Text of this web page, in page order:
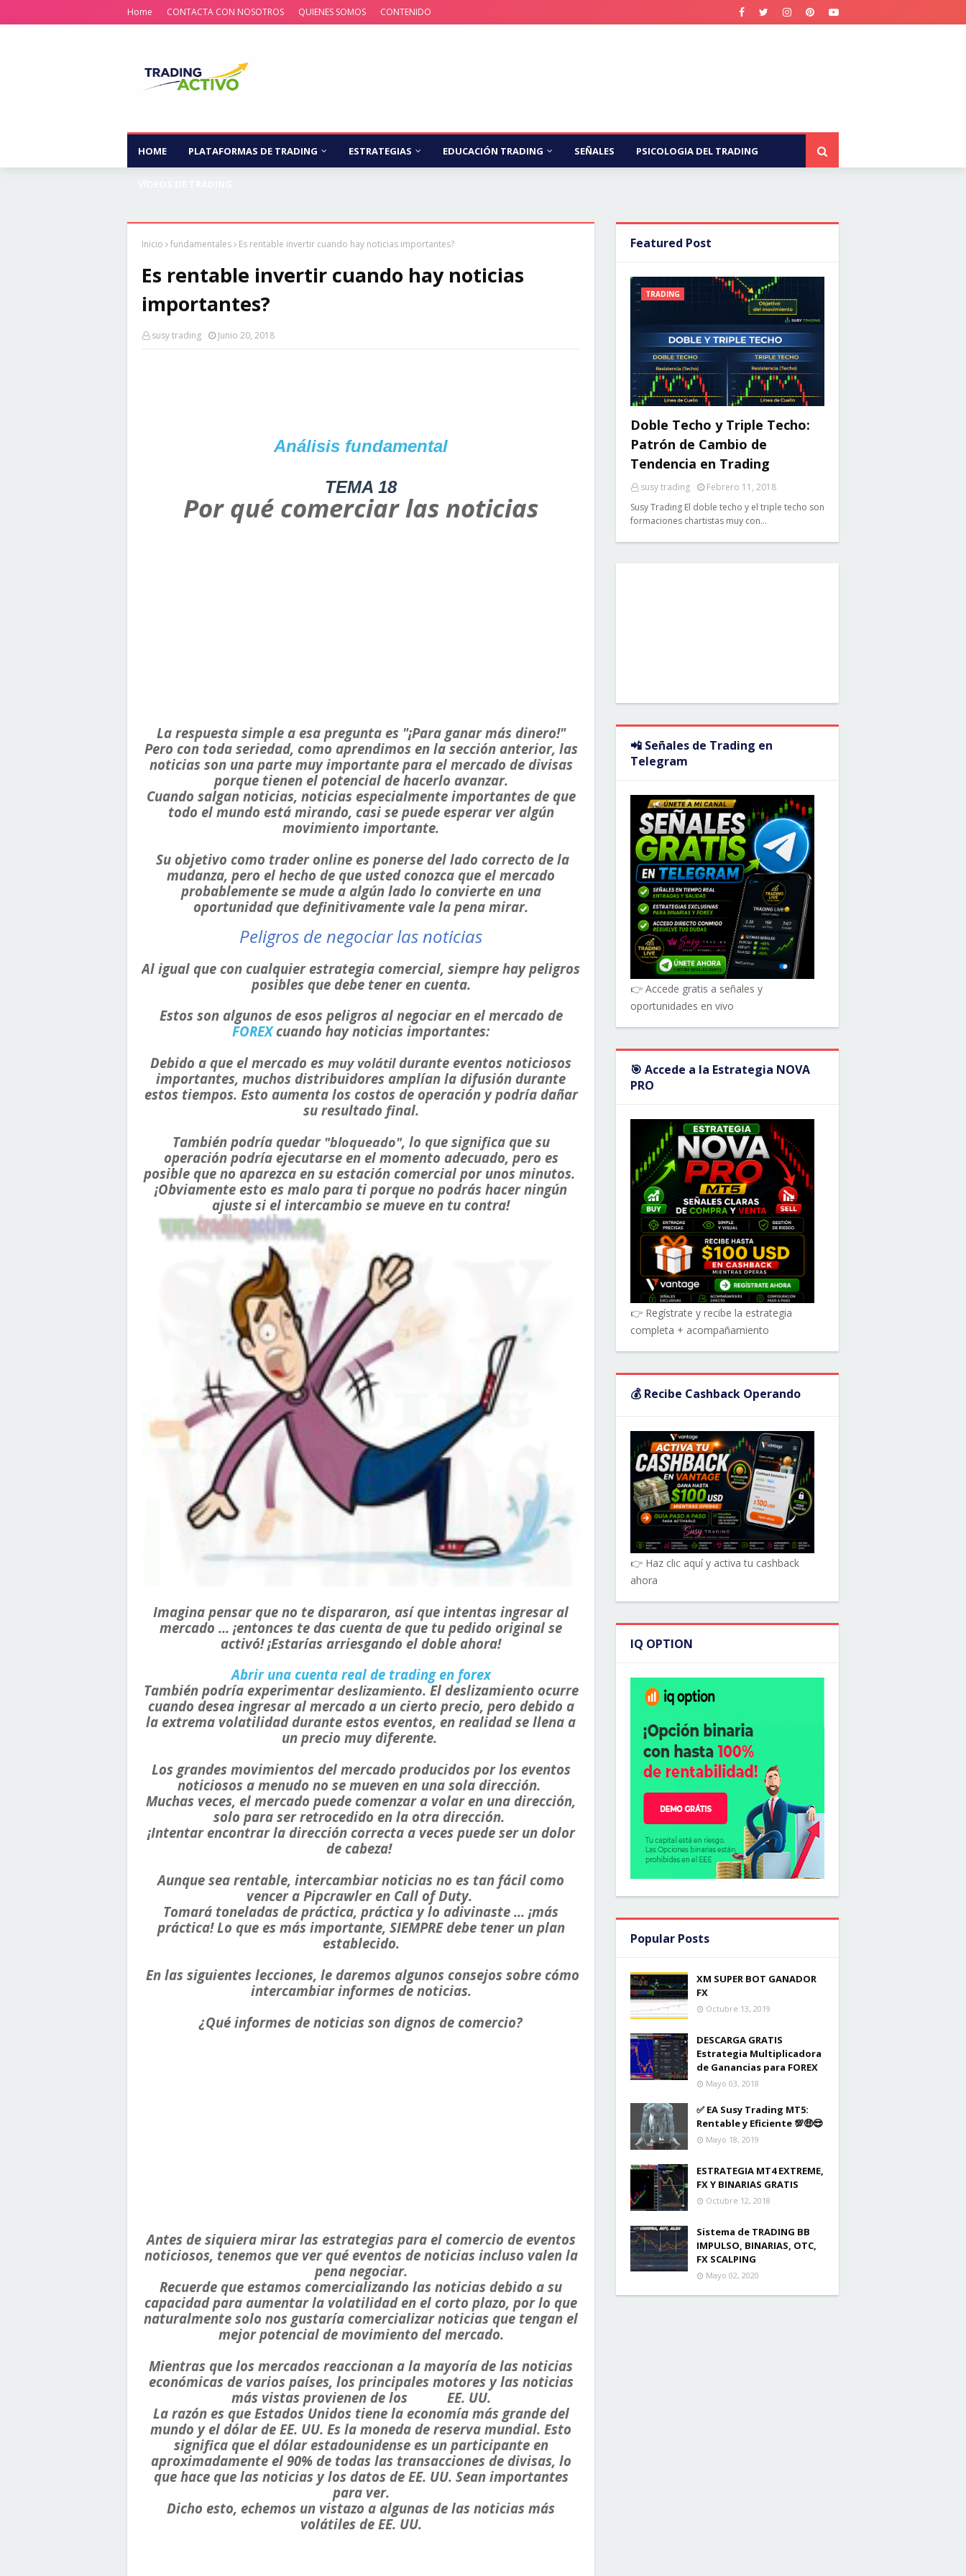
Home CONTACTA CON NOSOTROS QUIENES SOMOS CONTENIDO
HOME PLATAFORMAS DE TRADING ESTRATEGIAS EDUCACIÓN TRADING SEÑALES PSICOLOGIA DEL TRADING
Inicio fundamentales Es rentable invertir cuando hay noticias importantes?
Es rentable invertir cuando hay noticias
importantes?
susy trading Junio 20, 2018
Análisis fundamental
TEMA 18
Por qué comerciar las noticias
La respuesta simple a esa pregunta es "¡Para ganar más dinero!"
Pero con toda seriedad, como aprendimos en la sección anterior, las
noticias son una parte muy importante para el mercado de divisas
porque tienen el potencial de hacerlo avanzar.
Cuando salgan noticias, noticias especialmente importantes de que
todo el mundo está mirando, casi se puede esperar ver algún
movimiento importante.
Su objetivo como trader online es ponerse del lado correcto de la
mudanza, pero el hecho de que usted conozca que el mercado
probablemente se mude a algún lado lo convierte en una
oportunidad que definitivamente vale la pena mirar.
Peligros de negociar las noticias
Al igual que con cualquier estrategia comercial, siempre hay peligros
posibles que debe tener en cuenta.
Estos son algunos de esos peligros al negociar en el mercado de
FOREXcuando hay noticias importantes:
Debido a que el mercado es muy volátildurante eventos noticiosos
importantes, muchos distribuidores amplían la difusión durante
estos tiempos. Esto aumenta los costos de operación y podría dañar
su resultado final.
También podría quedar "bloqueado", lo que significa que su
operación podría ejecutarse en el momento adecuado, pero es
posible que no aparezca en su estación comercial por unos minutos.
¡Obviamente esto es malo para ti porque no podrás hacer ningún
ajuste si el intercambio se mueve en tu contra!
Imagina pensar que no te dispararon, así que intentas ingresar al
mercado ... ¡entonces te das cuenta de que tu pedido original se
activó! ¡Estarías arriesgando el doble ahora!
Abrir una cuenta real de trading en forex
También podría experimentardeslizamiento. El deslizamiento ocurre
cuando desea ingresar al mercado a un cierto precio, pero debido a
la extrema volatilidad durante estos eventos, en realidad se llena a
un precio muy diferente.
Los grandes movimientos del mercado producidos por los eventos
noticiosos a menudo no se mueven en una sola dirección.
Muchas veces, el mercado puede comenzar a volar en una dirección,
solo para ser retrocedido en la otra dirección.
¡Intentar encontrar la dirección correcta a veces puede ser un dolor
de cabeza!
Aunque sea rentable, intercambiar noticias no es tan fácil como
vencer a Pipcrawler en Call of Duty.
Tomará toneladas de práctica, práctica y lo adivinaste ... ¡más
práctica! Lo que es más importante, SIEMPRE debe tener un plan
establecido.
En las siguientes lecciones, le daremos algunos consejos sobre cómo
intercambiar informes de noticias.
¿Qué informes de noticias son dignos de comercio?
Antes de siquiera mirar las estrategias para el comercio de eventos
noticiosos, tenemos que ver qué eventos de noticias incluso valen la
pena negociar.
Recuerde que estamos comercializando las noticias debido a su
capacidad para aumentar la volatilidad en el corto plazo, por lo que
naturalmente solo nos gustaría comercializar noticias que tengan el
mejor potencial de movimiento del mercado.
Mientras que los mercados reaccionan a la mayoría de las noticias
económicas de varios países, los principales motores y las noticias
más vistas provienen de los EE. UU.
La razón es que Estados Unidos tiene la economía más grande del
mundo y el dólar de EE. UU. Es la moneda de reserva mundial. Esto
significa que el dólar estadounidense es un participante en
aproximadamente el 90% de todas las transacciones de divisas, lo
que hace que las noticias y los datos de EE. UU. Sean importantes
para ver.
Dicho esto, echemos un vistazo a algunas de las noticias más
volátiles de EE. UU.
Featured Post
TRADING
Doble Techo y Triple Techo:
Patrón de Cambio de
Tendencia en Trading
susy trading
Febrero 11, 2018
Susy Trading El doble techo y el triple techo son
formaciones chartistas muy con…
📲 Señales de Trading en
Telegram
👉 Accede gratis a señales y
oportunidades en vivo
🎯 Accede a la Estrategia NOVA
PRO
👉 Regístrate y recibe la estrategia
completa + acompañamiento
💰 Recibe Cashback Operando
👉 Haz clic aquí y activa tu cashback
ahora
IQ OPTION
Popular Posts
XM SUPER BOT GANADOR
FX
Octubre 13, 2019
DESCARGA GRATIS
Estrategia Multiplicadora
de Ganancias para FOREX
Mayo 03, 2018
✅ EA Susy Trading MT5:
Rentable y Eficiente 💯🤑😎
Mayo 18, 2019
ESTRATEGIA MT4 EXTREME,
FX Y BINARIAS GRATIS
Octubre 12, 2018
Sistema de TRADING BB
IMPULSO, BINARIAS, OTC,
FX SCALPING
Mayo 02, 2020